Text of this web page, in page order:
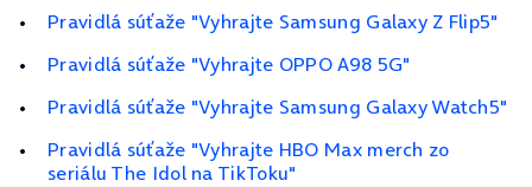
Pravidlá súťaže "Vyhrajte Samsung Galaxy Z Flip5"
Pravidlá súťaže "Vyhrajte OPPO A98 5G"
Pravidlá súťaže "Vyhrajte Samsung Galaxy Watch5"
Pravidlá súťaže "Vyhrajte HBO Max merch zo
seriálu The Idol na TikToku"